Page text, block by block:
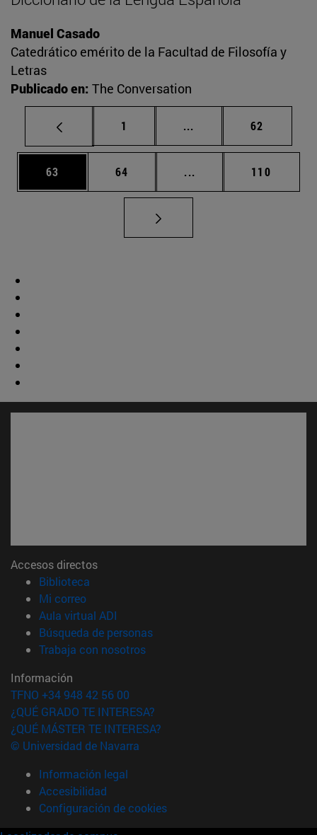
Manuel Casado
Catedrático emérito de la Facultad de Filosofía y
Letras
Publicado en: The Conversation
Página
1 ... Páginas intermedias
Página
62
Página
63 Página
64 ... Páginas intermedias
Página
110
Accesos directos
Biblioteca
Mi correo(abre en nueva ventana)
Aula virtual ADI
Búsqueda de personas(abre en nueva ventana)
Trabaja con nosotros(abre en nueva ventana)
Información
TFNO +34 948 42 56 00
¿QUÉ GRADO TE INTERESA?
¿QUÉ MÁSTER TE INTERESA?
© Universidad de Navarra
Información legal
Accesibilidad
Configuración de cookies